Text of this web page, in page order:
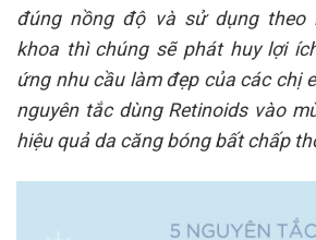
đúng nồng độ và sử dụng theo
khoa thì chúng sẽ phát huy lợi
ứng nhu cầu làm đẹp của các chị
nguyên tắc dùng Retinoids vào
hiệu quả da căng bóng bất chấp